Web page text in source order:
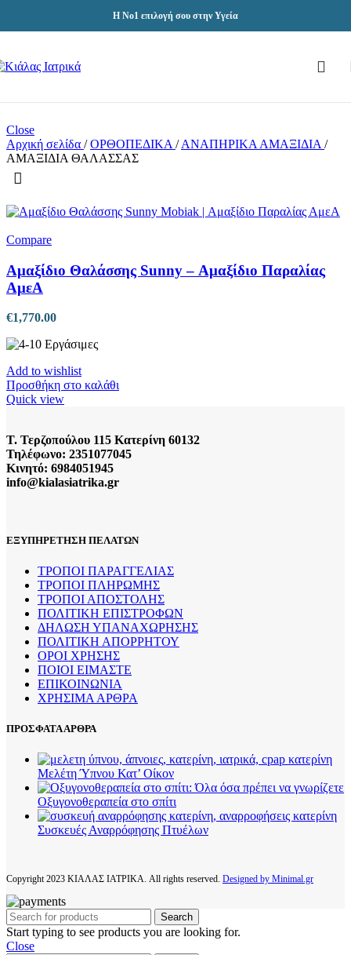
Skip to main content
Η Νο1 επιλογή σου στην Υγεία
Close
Αρχική σελίδα / ΟΡΘΟΠΕΔΙΚΑ / ΑΝΑΠΗΡΙΚΑ ΑΜΑΞΙΔΙΑ /
ΑΜΑΞΙΔΙΑ ΘΑΛΑΣΣΑΣ
Compare
Αμαξίδιο Θαλάσσης Sunny – Αμαξίδιο Παραλίας
ΑμεΑ
€1,770.00
Add to wishlist
Προσθήκη στο καλάθι
Quick view
Τ. Τερζοπούλου 115 Κατερίνη 60132
Τηλέφωνο: 2351077045
Κινητό: 6984051945
info@kialasiatrika.gr
ΕΞΥΠΗΡΕΤΗΣΗ ΠΕΛΑΤΩΝ
ΤΡΟΠΟΙ ΠΑΡΑΓΓΕΛΙΑΣ
ΤΡΟΠΟΙ ΠΛΗΡΩΜΗΣ
ΤΡΟΠΟΙ ΑΠΟΣΤΟΛΗΣ
ΠΟΛΙΤΙΚΗ ΕΠΙΣΤΡΟΦΩΝ
ΔΗΛΩΣΗ ΥΠΑΝΑΧΩΡΗΣΗΣ
ΠΟΛΙΤΙΚΗ ΑΠΟΡΡΗΤΟΥ
ΟΡΟΙ ΧΡΗΣΗΣ
ΠΟΙΟΙ ΕΙΜΑΣΤΕ
ΕΠΙΚΟΙΝΩΝΙΑ
ΧΡΗΣΙΜΑ ΑΡΘΡΑ
ΠΡΟΣΦΑΤΑ ΑΡΘΡΑ
Μελέτη Ύπνου Κατ’ Οίκον
Οξυγονοθεραπεία στο σπίτι
Συσκευές Αναρρόφησης Πτυέλων
Copyright2023 ΚΙΑΛΑΣ ΙΑΤΡΙΚΑ. All rights reserved. Designed by Minimal.gr
Search
Start typing to see products you are looking for.
Close